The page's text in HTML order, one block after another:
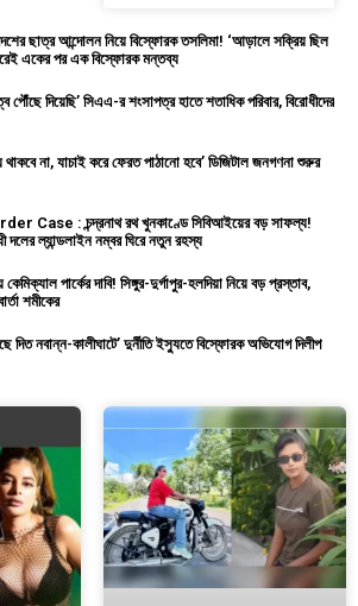
ছাত্র আন্দোলন নিয়ে বিস্ফোরক তসলিমা! ‘আড়ালে সক্রিয় ছিল
একের পর এক বিস্ফোরক মন্তব্য
পৌঁছে দিয়েছি’ সিএএ-র শংসাপত্র হাতে শতাধিক পরিবার, বিরোধীদের
থাকবে না, যাচাই করে ফেরত পাঠানো হবে’ ডিজিটাল জনগণনা শুরুর
Case : চন্দ্রনাথ রথ খুনকাণ্ডে সিবিআইয়ের বড় সাফল্য!
দলের ল্যান্ডলাইন নম্বর ঘিরে নতুন রহস্য
পার্কের দাবি! সিঙ্গুর-দুর্গাপুর-হলদিয়া নিয়ে বড় প্রস্তাব,
শমীকের
দিত নবান্ন-কালীঘাটে’ দুর্নীতি ইস্যুতে বিস্ফোরক অভিযোগ দিলীপ